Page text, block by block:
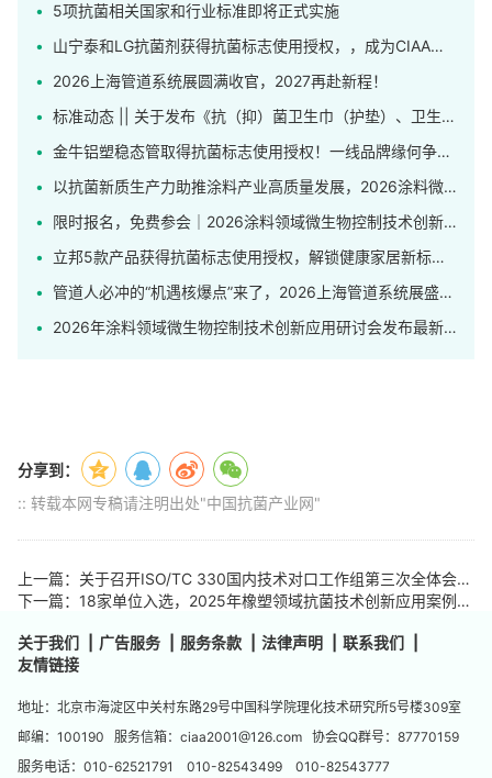
5项抗菌相关国家和行业标准即将正式实施
山宁泰和LG抗菌剂获得抗菌标志使用授权，，成为CIAA合格抗菌材料供应商
2026上海管道系统展圆满收官，2027再赴新程！
标准动态 || 关于发布《抗（抑）菌卫生巾（护垫）、卫生裤》团体标准的公告
金牛铝塑稳态管取得抗菌标志使用授权！一线品牌缘何争相申领这枚标识？
以抗菌新质生产力助推涂料产业高质量发展，2026涂料微生物控制技术创新应用研讨会在上海举行
限时报名，免费参会｜2026涂料领域微生物控制技术创新应用研讨会发布完整日程！
立邦5款产品获得抗菌标志使用授权，解锁健康家居新标杆！
管道人必冲的“机遇核爆点”来了，2026上海管道系统展盛大开幕！
2026年涂料领域微生物控制技术创新应用研讨会发布最新日程
分享到：
:: 转载本网专稿请注明出处"中国抗菌产业网"
上一篇：关于召开ISO/TC 330国内技术对口工作组第三次全体会议的通知
下一篇：18家单位入选，2025年橡塑领域抗菌技术创新应用案例发布会在深圳举行
关于我们 广告服务 服务条款 法律声明 联系我们
友情链接
地址：北京市海淀区中关村东路29号中国科学院理化技术研究所5号楼309室
邮编：100190 服务信箱：ciaa2001@126.com 协会QQ群号：87770159
服务电话：010-62521791 010-82543499 010-82543777